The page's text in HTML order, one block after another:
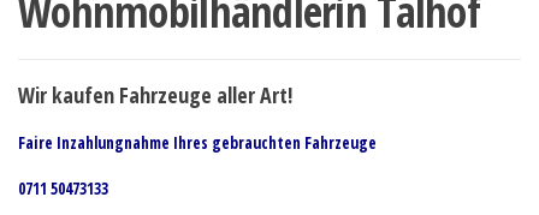
Wir kaufen Fahrzeuge aller Art!
Faire Inzahlungnahme Ihres gebrauchten Fahrzeuge
0711 50473133